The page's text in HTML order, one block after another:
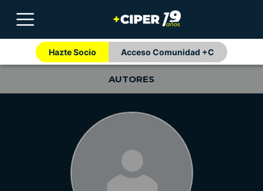
Hazte Socio Acceso Comunidad +C
AUTORES